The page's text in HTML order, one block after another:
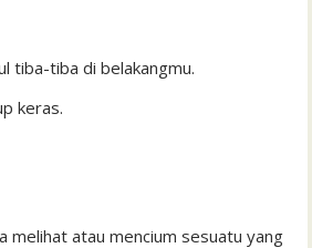
tiba-tiba di belakangmu.
keras.
melihat atau mencium sesuatu yang